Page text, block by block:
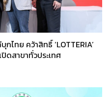
กไทย คว้าสิทธิ์ ‘LOTTERIA’
ดสาขาทั่วประเทศ